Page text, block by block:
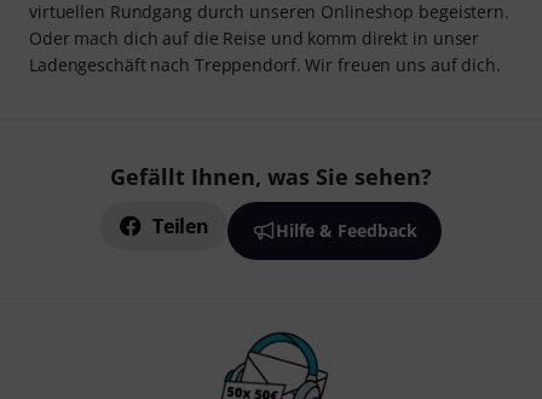
virtuellen Rundgang durch unseren Onlineshop begeistern.
Oder mach dich auf die Reise und komm direkt in unser
Ladengeschäft nach Treppendorf. Wir freuen uns auf dich.
Gefällt Ihnen, was Sie sehen?
Teilen Hilfe & Feedback